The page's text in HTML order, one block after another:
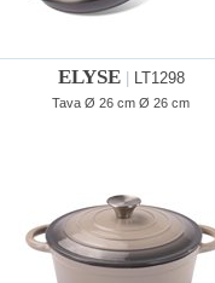
ELYSE| LT1298
Tava Ø 26 cm Ø 26 cm